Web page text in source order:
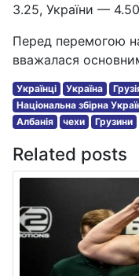
3.25, України —
Перед перемогою
вважалася
Українці Україна
Національна збірна
Албанія
чехи Грузини
Related posts